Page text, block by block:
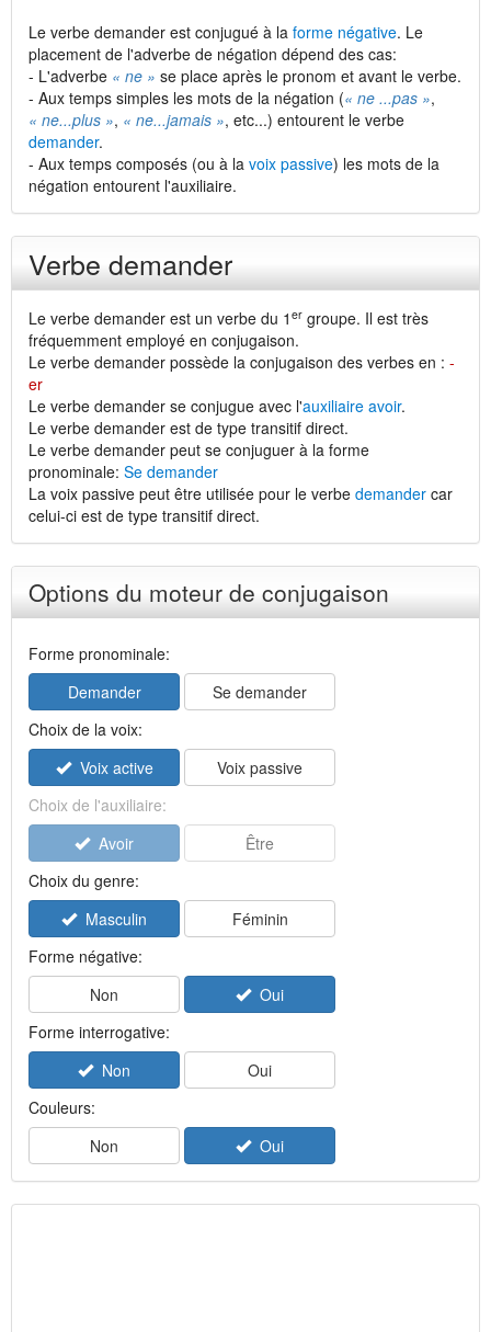
Le verbe demander est conjugué à la forme négative. Le
placement de l'adverbe de négation dépend des cas:
- L'adverbe « ne » se place après le pronom et avant le verbe.
- Aux temps simples les mots de la négation (« ne ...pas »,
« ne...plus », « ne...jamais », etc...) entourent le verbe
demander.
- Aux temps composés (ou à la voix passive) les mots de la
négation entourent l'auxiliaire.
Verbe demander
Le verbe demander est un verbe du 1 er groupe. Il est très
fréquemment employé en conjugaison.
Le verbe demander possède la conjugaison des verbes en : -
er
Le verbe demander se conjugue avec l'auxiliaire avoir.
Le verbe demander est de type transitif direct.
Le verbe demander peut se conjuguer à la forme
pronominale: Se demander
La voix passive peut être utilisée pour le verbe demander car
celui-ci est de type transitif direct.
Options du moteur de conjugaison
Forme pronominale:
Demander
Se demander
Choix de la voix:
Voix active
Voix passive
Choix de l'auxiliaire:
Avoir
Être
Choix du genre:
Masculin
Féminin
Forme négative:
Non
Oui
Forme interrogative:
Non
Oui
Couleurs:
Non
Oui